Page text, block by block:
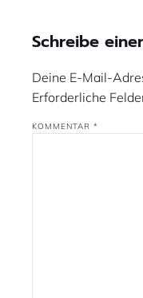
Schreibe
Deine E-Mail-
Erforderliche
KOMMENTAR *